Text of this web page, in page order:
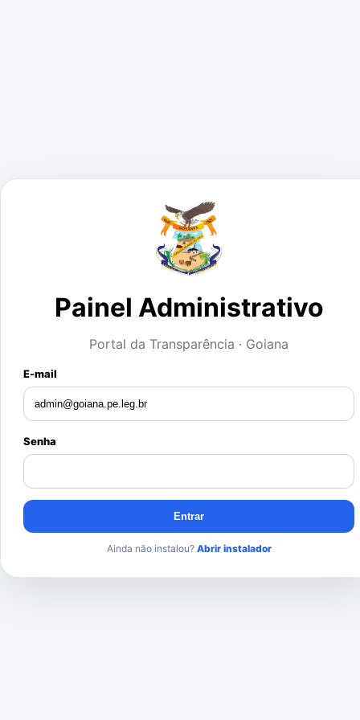
Painel Administrativo
Portal da Transparência · Goiana
E-mail
Senha
Entrar
Ainda não instalou? Abrir instalador